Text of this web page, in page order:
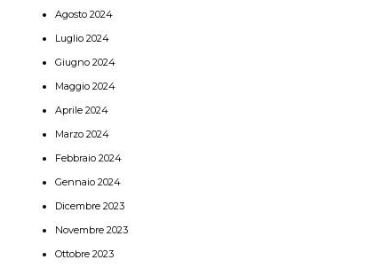
Agosto 2024
Luglio 2024
Giugno 2024
Maggio 2024
Aprile 2024
Marzo 2024
Febbraio 2024
Gennaio 2024
Dicembre 2023
Novembre 2023
Ottobre 2023